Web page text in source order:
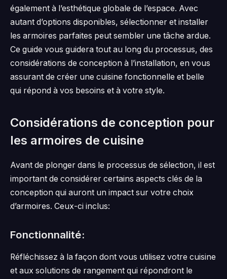
également à l’esthétique globale de l’espace. Avec
autant d’options disponibles, sélectionner et installer
les armoires parfaites peut sembler une tâche ardue.
Ce guide vous guidera tout au long du processus, des
considérations de conception à l’installation, en vous
assurant de créer une cuisine fonctionnelle et belle
qui répond à vos besoins et à votre style.
Considérations de conception pour
les armoires de cuisine
Avant de plonger dans le processus de sélection, il est
important de considérer certains aspects clés de la
conception qui auront un impact sur votre choix
d’armoires. Ceux-ci inclus:
Fonctionnalité:
Réfléchissez à la façon dont vous utilisez votre cuisine
et aux solutions de rangement qui répondront le